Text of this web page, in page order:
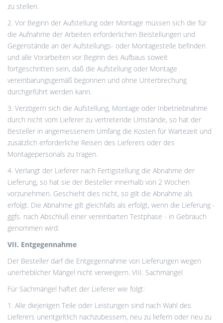
zu stellen.
2. Vor Beginn der Aufstellung oder Montage müssen sich die für
die Aufnahme der Arbeiten erforderlichen Beistellungen und
Gegenstände an der Aufstellungs- oder Montagestelle befinden
und alle Vorarbeiten vor Beginn des Aufbaus soweit
fortgeschritten sein, daß die Aufstellung oder Montage
vereinbarungsgemäß begonnen und ohne Unterbrechung
durchgeführt werden kann.
3. Verzögern sich die Aufstellung, Montage oder Inbetriebnahme
durch nicht vom Lieferer zu vertretende Umstände, so hat der
Besteller in angemessenem Umfang die Kosten für Wartezeit und
zusätzlich erforderliche Reisen des Lieferers oder des
Montagepersonals zu tragen.
4. Verlangt der Lieferer nach Fertigstellung die Abnahme der
Lieferung, so hat sie der Besteller innerhalb von 2 Wochen
vorzunehmen. Geschieht dies nicht, so gilt die Abnahme als
erfolgt. Die Abnahme gilt gleichfalls als erfolgt, wenn die Lieferung -
ggfs. nach Abschluß einer vereinbarten Testphase - in Gebrauch
genommen wird.
VII. Entgegennahme
Der Besteller darf die Entgegennahme von Lieferungen wegen
unerheblicher Mängel nicht verweigern. VIII. Sachmängel
Für Sachmängel haftet der Lieferer wie folgt:
1. Alle diejenigen Teile oder Leistungen sind nach Wahl des
Lieferers unentgeltlich nachzubessern, neu zu liefern oder neu zu